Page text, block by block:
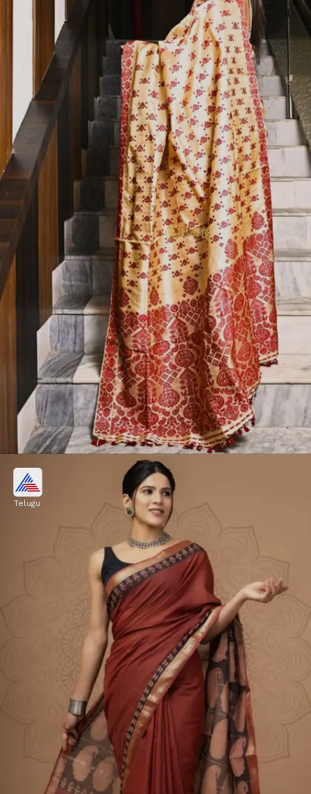
మూగా సిల్క్
అస్సాం రాష్ట్రంలోని అరుదైన పట్టు పురుగుల నుంచి ఈ
పట్టును తీస్తారు. ఇది సహజంగానే మెరిసే బంగారు రంగులో
ఉంటుంది. ఈ చీరను ఉతికే కొద్దీ దాని మెరుపు మరింత
పెరుగుతుంది.
Image credits: Pinterest
Telugu